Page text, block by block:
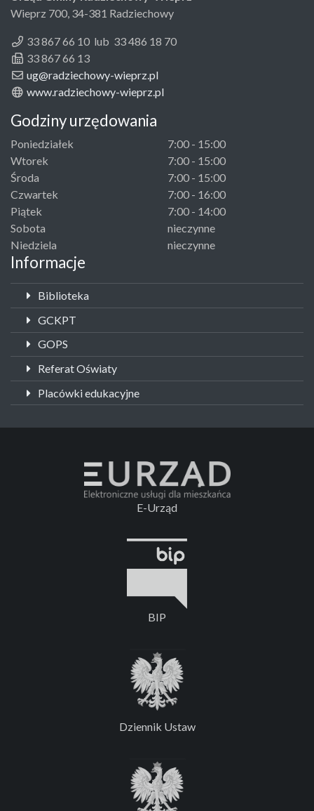
Wieprz 700, 34-381 Radziechowy
33 867 66 10 lub 33 486 18 70
33 867 66 13
ug@radziechowy-wieprz.pl
www.radziechowy-wieprz.pl
Godziny urzędowania
Poniedziałek
7:00 - 15:00
Wtorek
7:00 - 15:00
Środa
7:00 - 15:00
Czwartek
7:00 - 16:00
Piątek
7:00 - 14:00
Sobota
nieczynne
Niedziela
nieczynne
Informacje
Biblioteka
GCKPT
GOPS
Referat Oświaty
Placówki edukacyjne
E-Urząd
BIP
Dziennik Ustaw